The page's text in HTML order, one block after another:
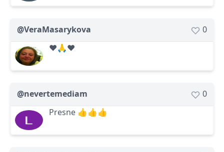
@VeraMasarykova
0
♥️🙏♥️
@nevertemediam
0
Presne 👍👍👍